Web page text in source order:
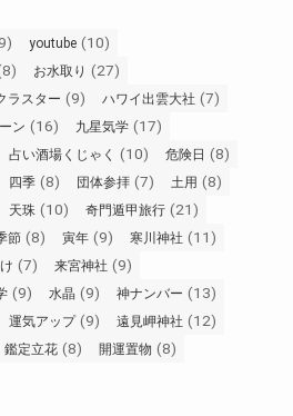
youtube (10)
お水取り (27)
ラスター (9) ハワイ出雲大社 (7)
ン (16) 九星気学 (17)
占い酒場くじゃく (10) 危険日 (8)
四季 (8) 団体参拝 (7) 土用 (8)
天珠 (10) 奇門遁甲旅行 (21)
節 (8) 寅年 (9) 寒川神社 (11)
(7) 来宮神社 (9)
(9) 水晶 (9) 神ナンバー (13)
運気アップ(9) 遠見岬神社 (12)
鑑定立花 (8) 開運置物 (8)